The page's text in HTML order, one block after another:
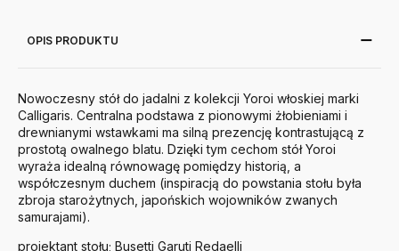
OPIS PRODUKTU
Nowoczesny stół do jadalni z kolekcji Yoroi włoskiej marki
Calligaris. Centralna podstawa z pionowymi żłobieniami i
drewnianymi wstawkami ma silną prezencję kontrastującą z
prostotą owalnego blatu. Dzięki tym cechom stół Yoroi
wyraża idealną równowagę pomiędzy historią, a
współczesnym duchem (inspiracją do powstania stołu była
zbroja starożytnych, japońskich wojowników zwanych
samurajami).
projektant stołu; Busetti Garuti Redaelli